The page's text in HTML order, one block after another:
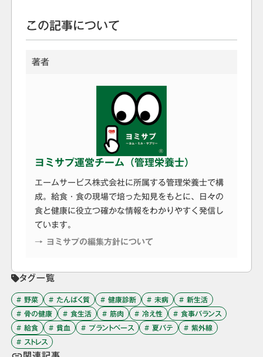
この記事について
著者
ヨミサプ運営チーム（管理栄養士）
エームサービス株式会社に所属する管理栄養士で構
成。給食・食の現場で培った知見をもとに、日々の
食と健康に役立つ確かな情報をわかりやすく発信し
ています。
→ ヨミサプの編集方針について
タグ一覧
# 野菜 # たんぱく質 # 健康診断 # 未病
# 新生活
# 骨の健康
# 食生活 # 筋肉 # 冷え性
# 食事バランス
# 給食
# 貧血 # プラントベース # 夏バテ
# 紫外線
# ストレス